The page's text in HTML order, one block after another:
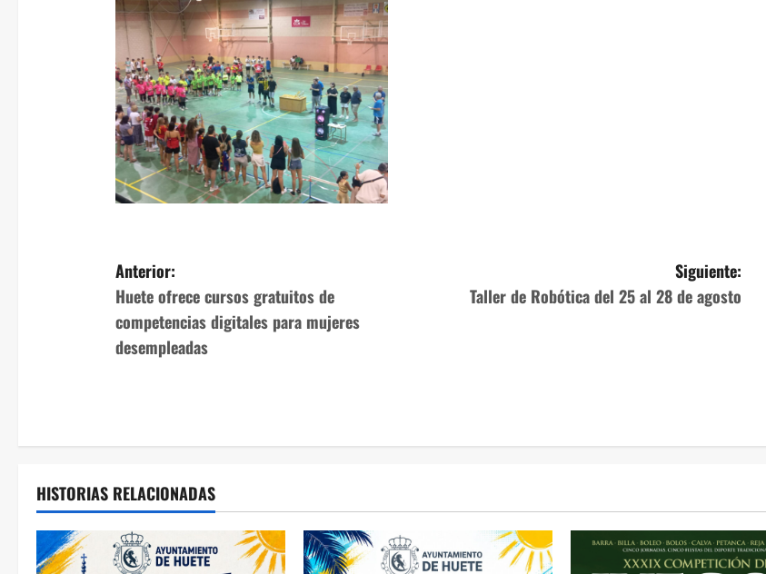
N
a
v
c
i
Anterior:
Huete ofrece cursos gratuitos de
competencias digitales para mujeres
desempleadas
Siguiente:
Taller de Robótica del 25 al 28 de agosto
HISTORIAS RELACIONADAS